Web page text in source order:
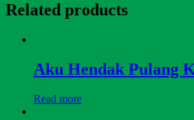
Related products
Aku Hendak Pulang
Read more